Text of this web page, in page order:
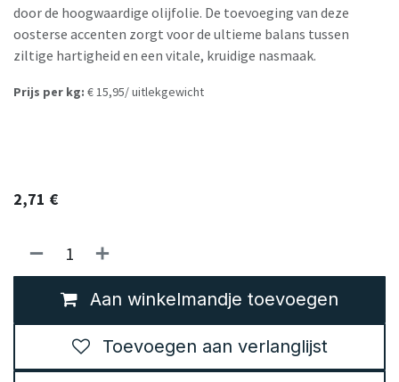
door de hoogwaardige olijfolie. De toevoeging van deze
oosterse accenten zorgt voor de ultieme balans tussen
ziltige hartigheid en een vitale, kruidige nasmaak.
Prijs per kg: € 15,95/ uitlekgewicht
2,71 €
Aan winkelmandje toevoegen
Toevoegen aan verlanglijst